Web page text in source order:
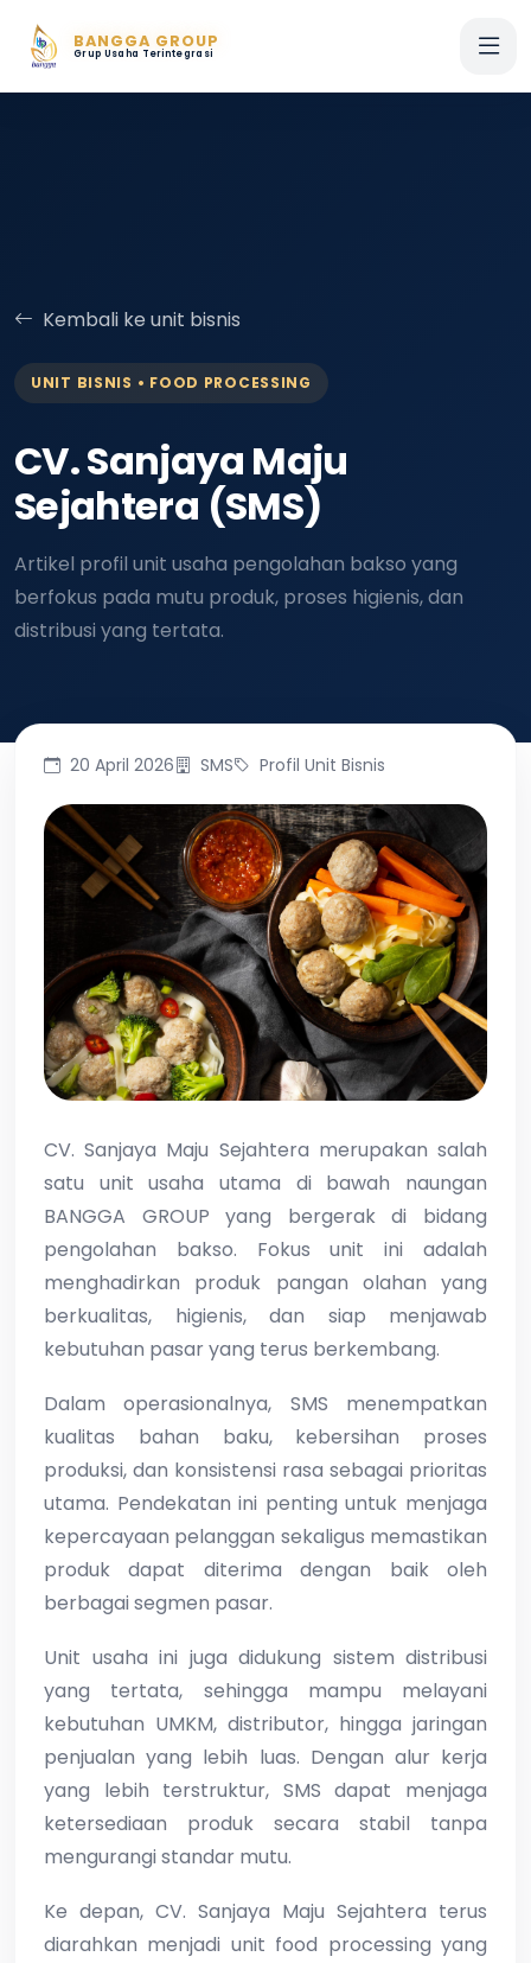
BANGGA GROUP
Grup Usaha Terintegrasi
Kembali ke unit bisnis
UNIT BISNIS • FOOD PROCESSING
CV. Sanjaya Maju
Sejahtera (SMS)
Artikel profil unit usaha pengolahan bakso yang
berfokus pada mutu produk, proses higienis, dan
distribusi yang tertata.
20 April 2026 SMS Profil Unit Bisnis
CV. Sanjaya Maju Sejahtera merupakan salah
satu unit usaha utama di bawah naungan
BANGGA GROUP yang bergerak di bidang
pengolahan bakso. Fokus unit ini adalah
menghadirkan produk pangan olahan yang
berkualitas, higienis, dan siap menjawab
kebutuhan pasar yang terus berkembang.
Dalam operasionalnya, SMS menempatkan
kualitas bahan baku, kebersihan proses
produksi, dan konsistensi rasa sebagai prioritas
utama. Pendekatan ini penting untuk menjaga
kepercayaan pelanggan sekaligus memastikan
produk dapat diterima dengan baik oleh
berbagai segmen pasar.
Unit usaha ini juga didukung sistem distribusi
yang tertata, sehingga mampu melayani
kebutuhan UMKM, distributor, hingga jaringan
penjualan yang lebih luas. Dengan alur kerja
yang lebih terstruktur, SMS dapat menjaga
ketersediaan produk secara stabil tanpa
mengurangi standar mutu.
Ke depan, CV. Sanjaya Maju Sejahtera terus
diarahkan menjadi unit food processing yang